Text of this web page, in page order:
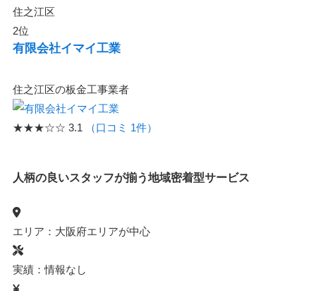
住之江区
2位
有限会社イマイ工業
住之江区の板金工事業者
★★★☆☆ 3.1 （口コミ 1件）
人柄の良いスタッフが揃う地域密着型サービス
エリア：大阪府エリアが中心
実績：情報なし